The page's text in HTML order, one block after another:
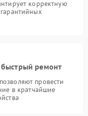
корректную
быстрый ремонт
провести
в кратчайшие